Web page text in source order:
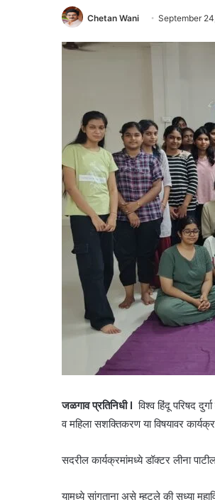
Chetan Wani September
जळगाव प्रतिनिधी I विश्व हिंदू परिषद
व महिला सशक्तिकरण या विषयावर
सदरील कार्यक्रमांमध्ये डॉक्टर लीना
यामध्ये सांगताना असे म्हटले की सध्या